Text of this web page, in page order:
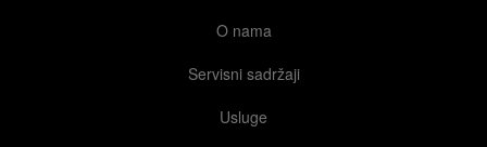
O nama
Servisni sadržaji
Usluge